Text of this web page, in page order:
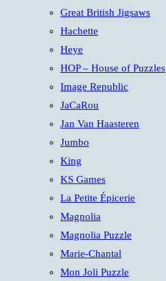
Great British Jigsaws
Hachette
Heye
HOP – House of Puzzles
Image Republic
JaCaRou
Jan Van Haasteren
Jumbo
King
KS Games
La Petite Épicerie
Magnolia
Magnolia Puzzle
Marie-Chantal
Mon Joli Puzzle